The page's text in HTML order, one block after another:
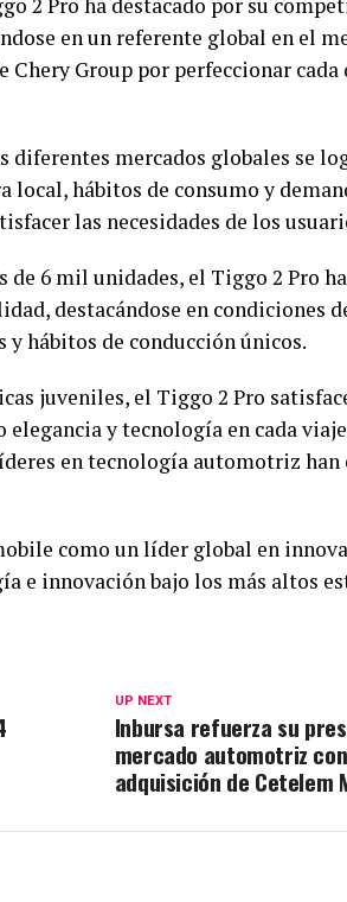
en un referente global en el
Chery Group por perfeccionar
diferentes mercados globales se
hábitos de consumo y
las necesidades de los
de 6 mil unidades, el Tiggo 2 Pro
destacándose en condiciones
hábitos de conducción únicos.
juveniles, el Tiggo 2 Pro
y tecnología en cada
en tecnología automotriz
como un líder global en
e innovación bajo los más altos
UP NEXT
Inbursa refuerza su
mercado automotriz
adquisición de Cetelem